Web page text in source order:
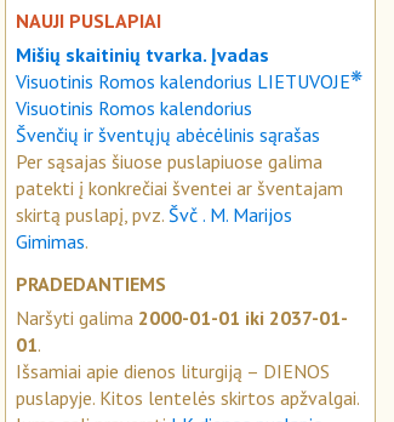
NAUJI PUSLAPIAI
Mišių skaitinių tvarka. Įvadas
Visuotinis Romos kalendorius LIETUVOJE❋
Visuotinis Romos kalendorius
Švenčių ir šventųjų abėcėlinis sąrašas
Per sąsajas šiuose puslapiuose galima
patekti į konkrečiai šventei ar šventajam
skirtą puslapį, pvz. Švč . M. Marijos
Gimimas.
PRADEDANTIEMS
Naršyti galima 2000-01-01 iki 2037-01-
01.
Išsamiai apie dienos liturgiją – DIENOS
puslapyje. Kitos lentelės skirtos apžvalgai.